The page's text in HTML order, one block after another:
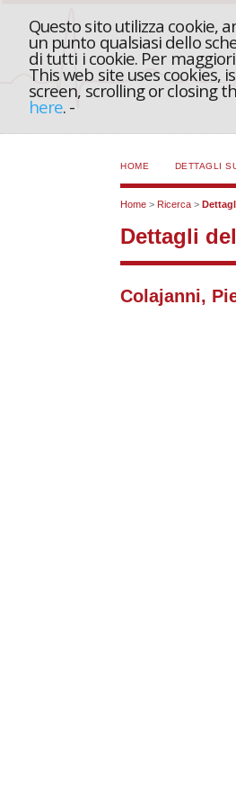
Questo sito utilizza cookie,
un punto qualsiasi dello
di tutti i cookie. Per
This web site uses cookies,
screen, scrolling or closing
here. -
HOME DETTAGLI
Home > Ricerca >
Dettagli
Colajanni,